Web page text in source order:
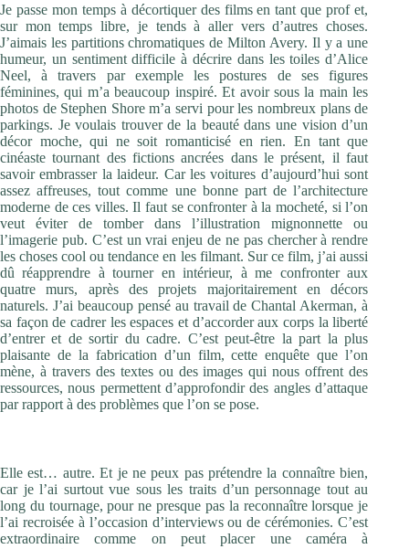
Je passe mon temps à décortiquer des films en tant que prof et,
sur mon temps libre, je tends à aller vers d’autres choses.
J’aimais les partitions chromatiques de Milton Avery. Il y a une
humeur, un sentiment difficile à décrire dans les toiles d’Alice
Neel, à travers par exemple les postures de ses figures
féminines, qui m’a beaucoup inspiré. Et avoir sous la main les
photos de Stephen Shore m’a servi pour les nombreux plans de
parkings. Je voulais trouver de la beauté dans une vision d’un
décor moche, qui ne soit romanticisé en rien. En tant que
cinéaste tournant des fictions ancrées dans le présent, il faut
savoir embrasser la laideur. Car les voitures d’aujourd’hui sont
assez affreuses, tout comme une bonne part de l’architecture
moderne de ces villes. Il faut se confronter à la mocheté, si l’on
veut éviter de tomber dans l’illustration mignonnette ou
l’imagerie pub. C’est un vrai enjeu de ne pas chercher à rendre
les choses cool ou tendance en les filmant. Sur ce film, j’ai aussi
dû réapprendre à tourner en intérieur, à me confronter aux
quatre murs, après des projets majoritairement en décors
naturels. J’ai beaucoup pensé au travail de Chantal Akerman, à
sa façon de cadrer les espaces et d’accorder aux corps la liberté
d’entrer et de sortir du cadre. C’est peut-être la part la plus
plaisante de la fabrication d’un film, cette enquête que l’on
mène, à travers des textes ou des images qui nous offrent des
ressources, nous permettent d’approfondir des angles d’attaque
par rapport à des problèmes que l’on se pose.
Elle est… autre. Et je ne peux pas prétendre la connaître bien,
car je l’ai surtout vue sous les traits d’un personnage tout au
long du tournage, pour ne presque pas la reconnaître lorsque je
l’ai recroisée à l’occasion d’interviews ou de cérémonies. C’est
extraordinaire comme on peut placer une caméra à